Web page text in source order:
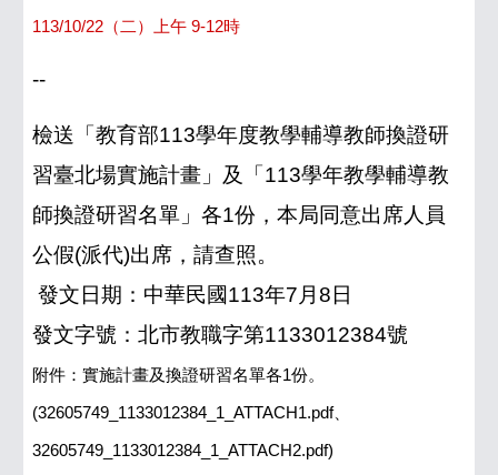
113/10/22（二）上午 9-12時
--
檢送「教育部113學年度教學輔導教師換證研
習臺北場實施計畫」及「113學年教學輔導教
師換證研習名單」各1份，本局同意出席人員
公假(派代)出席，請查照。
發文日期：中華民國113年7月8日
發文字號：北市教職字第1133012384號
附件：實施計畫及換證研習名單各1份。
(32605749_1133012384_1_ATTACH1.pdf、
32605749_1133012384_1_ATTACH2.pdf)